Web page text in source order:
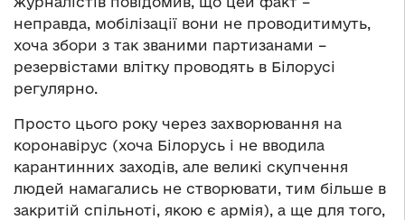
неправда, мобілізації вони не проводитимуть,
хоча збори з так званими партизанами –
резервістами влітку проводять в Білорусі
регулярно.
Просто цього року через захворювання на
коронавірус (хоча Білорусь і не вводила
карантинних заходів, але великі скупчення
людей намагались не створювати, тим більше в
закритій спільноті, якою є армія), а ще для того,